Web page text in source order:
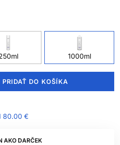
AKO DARČEK
1000ml
PRIDAŤ DO KOŠÍKA
80.00 €